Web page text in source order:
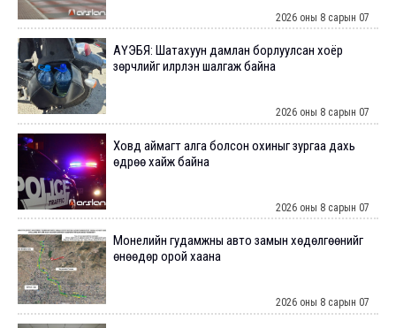
2026 оны 8 сарын 07
АҮЭБЯ: Шатахуун дамлан борлуулсан хоёр
зөрчлийг илрүүлэн шалгаж байна
2026 оны 8 сарын 07
Ховд аймагт алга болсон охиныг зургаа дахь
өдрөө хайж байна
2026 оны 8 сарын 07
Монелийн гудамжны авто замын хөдөлгөөнийг
өнөөдөр орой хаана
2026 оны 8 сарын 07